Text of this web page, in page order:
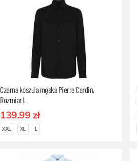
Czarna koszula męska Pierre Cardin,
Rozmiar L
139.99 zł
XXL XL L